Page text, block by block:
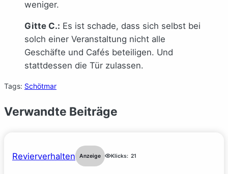
weniger.
Gitte C.: Es ist schade, dass sich selbst bei
solch einer Veranstaltung nicht alle
Geschäfte und Cafés beteiligen. Und
stattdessen die Tür zulassen.
Tags: Schötmar
Verwandte Beiträge
Revierverhalten Anzeige Klicks: 21